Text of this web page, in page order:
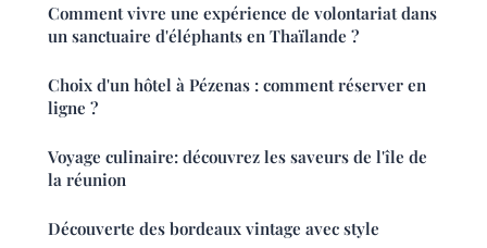
Comment vivre une expérience de volontariat dans
un sanctuaire d'éléphants en Thaïlande ?
Choix d'un hôtel à Pézenas : comment réserver en
ligne ?
Voyage culinaire: découvrez les saveurs de l'île de
la réunion
Découverte des bordeaux vintage avec style